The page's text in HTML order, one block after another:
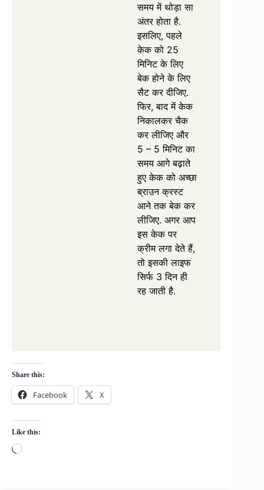
समय में थोड़ा सा
अंतर होता है.
इसलिए, पहले
केक को 25
मिनिट के लिए
बेक होने के लिए
सैट कर दीजिए.
फिर, बाद में केक
निकालकर चैक
कर लीजिए और
5 – 5 मिनिट का
समय आगे बढ़ाते
हुए केक को अच्छा
ब्राउन क्रस्ट
आने तक बेक कर
लीजिए. अगर आप
इस केक पर
क्रीम लगा देते हैं,
तो इसकी लाइफ
सिर्फ 3 दिन ही
रह जाती है.
Share this:
Facebook X
Like this:
Loading…